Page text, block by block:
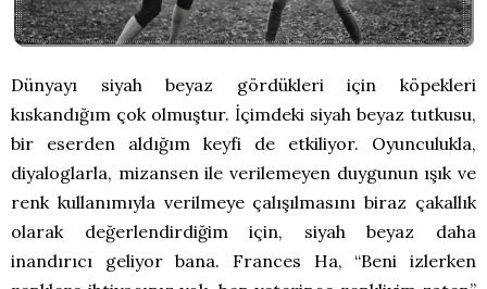
Dünyayı siyah beyaz gördükleri için köpekleri
kıskandığım çok olmuştur. İçimdeki siyah beyaz tutkusu,
bir eserden aldığım keyfi de etkiliyor. Oyunculukla,
diyaloglarla, mizansen ile verilemeyen duygunun ışık ve
renk kullanımıyla verilmeye çalışılmasını biraz çakallık
olarak değerlendirdiğim için, siyah beyaz daha
inandırıcı geliyor bana. Frances Ha, “Beni izlerken